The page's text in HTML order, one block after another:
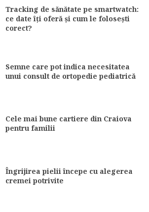
Tracking de sănătate pe smartwatch:
ce date îți oferă și cum le folosești
corect?
Semne care pot indica necesitatea
unui consult de ortopedie pediatrică
Cele mai bune cartiere din Craiova
pentru familii
Îngrijirea pielii începe cu alegerea
cremei potrivite